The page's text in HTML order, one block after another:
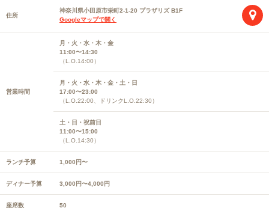
住所
神奈川県小田原市栄町2-1-20 プラザリズ B1F
Googleマップで開く
営業時間
月・火・水・木・金
11:00〜14:30
（L.O.14:00）
月・火・水・木・金・土・日
17:00〜23:00
（L.O.22:00、ドリンクL.O.22:30）
土・日・祝前日
11:00〜15:00
（L.O.14:30）
ランチ予算 1,000円〜
ディナー予算 3,000円〜4,000円
座席数 50